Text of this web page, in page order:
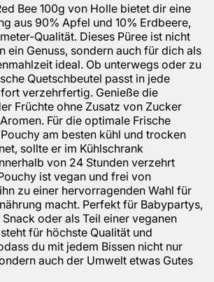
Bee 100g von Holle bietet dir eine
aus 90% Apfel und 10% Erdbeere,
Qualität. Dieses Püree ist nicht
ein Genuss, sondern auch für dich als
ideal. Ob unterwegs oder zu
Quetschbeutel passt in jede
verzehrfertig. Genieße die
Früchte ohne Zusatz von Zucker
Für die optimale Frische
am besten kühl und trocken
sollte er im Kühlschrank
von 24 Stunden verzehrt
ist vegan und frei von
zu einer hervorragenden Wahl für
macht. Perfekt für Babypartys,
oder als Teil einer veganen
für höchste Qualität und
du mit jedem Bissen nicht nur
auch der Umwelt etwas Gutes